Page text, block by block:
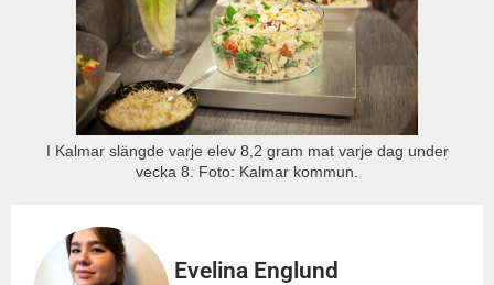
I Kalmar slängde varje elev 8,2 gram mat varje dag under
vecka 8. Foto: Kalmar kommun.
Evelina Englund